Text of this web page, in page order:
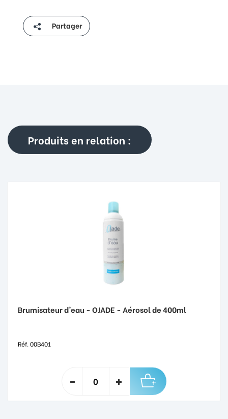
Partager
Produits en relation :
Brumisateur d'eau - OJADE - Aérosol de 400ml
Réf. 00B401